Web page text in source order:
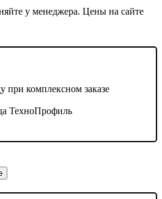
у менеджера. Цены на сайте
при комплексном заказе
ТехноПрофиль